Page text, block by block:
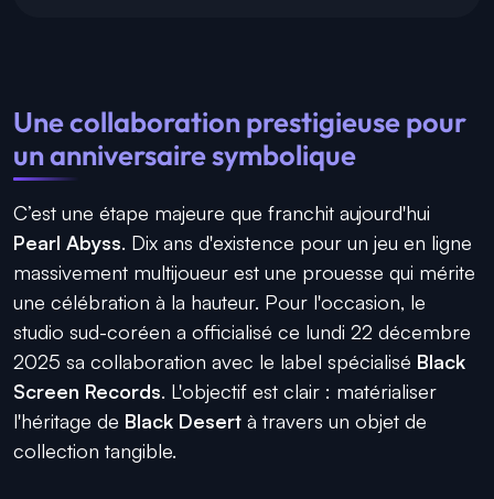
Une collaboration prestigieuse pour
un anniversaire symbolique
C’est une étape majeure que franchit aujourd'hui
Pearl Abyss. Dix ans d'existence pour un jeu en ligne
massivement multijoueur est une prouesse qui mérite
une célébration à la hauteur. Pour l'occasion, le
studio sud-coréen a officialisé ce lundi 22 décembre
2025 sa collaboration avec le label spécialisé Black
Screen Records. L'objectif est clair : matérialiser
l'héritage de Black Desert à travers un objet de
collection tangible.